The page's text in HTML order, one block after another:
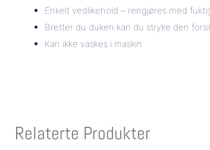
Enkelt vedlikehold – rengjøres med
Bretter du duken kan du stryke den
Kan ikke vaskes i maskin
Relaterte Produkter